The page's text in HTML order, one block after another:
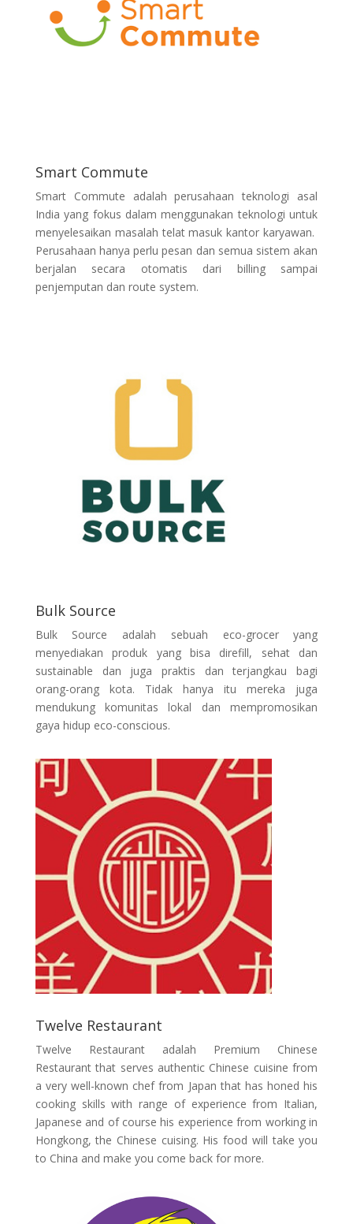
Smart Commute
Smart Commute adalah perusahaan teknologi asal
India yang fokus dalam menggunakan teknologi untuk
menyelesaikan masalah telat masuk kantor karyawan.
Perusahaan hanya perlu pesan dan semua sistem akan
berjalan secara otomatis dari billing sampai
penjemputan dan route system.
Bulk Source
Bulk Source adalah sebuah eco-grocer yang
menyediakan produk yang bisa direfill, sehat dan
sustainable dan juga praktis dan terjangkau bagi
orang-orang kota. Tidak hanya itu mereka juga
mendukung komunitas lokal dan mempromosikan
gaya hidup eco-conscious.
Twelve Restaurant
Twelve Restaurant adalah Premium Chinese
Restaurant that serves authentic Chinese cuisine from
a very well-known chef from Japan that has honed his
cooking skills with range of experience from Italian,
Japanese and of course his experience from working in
Hongkong, the Chinese cuising. His food will take you
to China and make you come back for more.